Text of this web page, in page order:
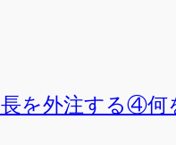
を外注する④何